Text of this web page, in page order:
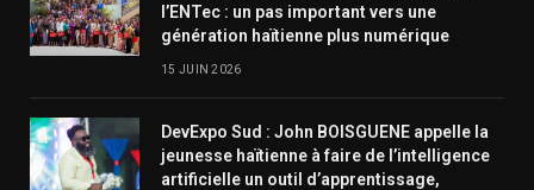
l’ENTec : un pas important vers une
génération haïtienne plus numérique
15 JUIN 2026
DevExpo Sud : John BOISGUENE appelle la
jeunesse haïtienne à faire de l’intelligence
artificielle un outil d’apprentissage,